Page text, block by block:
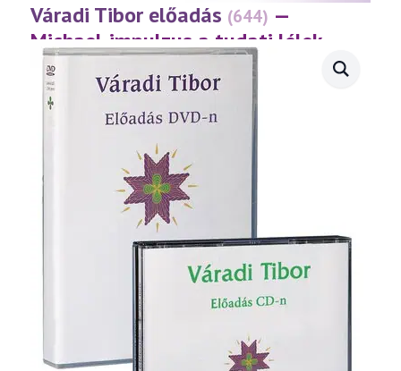
Váradi Tibor előadás (644) —
Michael-impulzus a tudati lélek
korában 17. rész
(2013.09.28.)